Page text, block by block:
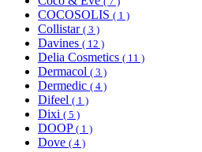
COCOSOLIS ( 1 )
Collistar ( 3 )
Davines ( 12 )
Delia Cosmetics ( 11 )
Dermacol ( 3 )
Dermedic ( 4 )
Difeel ( 1 )
Dixi ( 5 )
DOOP ( 1 )
Dove ( 4 )